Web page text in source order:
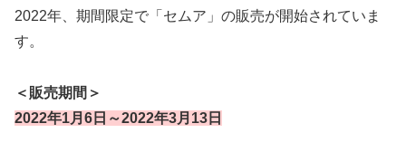
2022年、期間限定で「セムア」の販売が開始されていま
す。
＜販売期間＞
2022年1月6日～2022年3月13日